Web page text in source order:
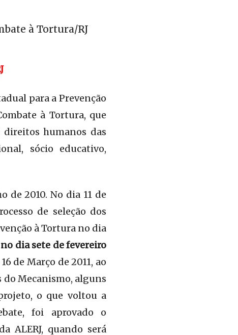
à Tortura/RJ
para a Prevenção
à Tortura, que
humanos das
sócio educativo,
de 2010. No dia 11 de
de seleção dos
à Tortura no dia
dia sete de fevereiro
de Março de 2011, ao
do Mecanismo, alguns
o que voltou a
foi aprovado o
ALERJ, quando será